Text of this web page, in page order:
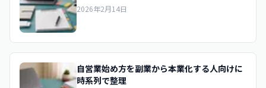
2026年2月14日
自営業始め方を副業から本業化する人向けに
時系列で整理